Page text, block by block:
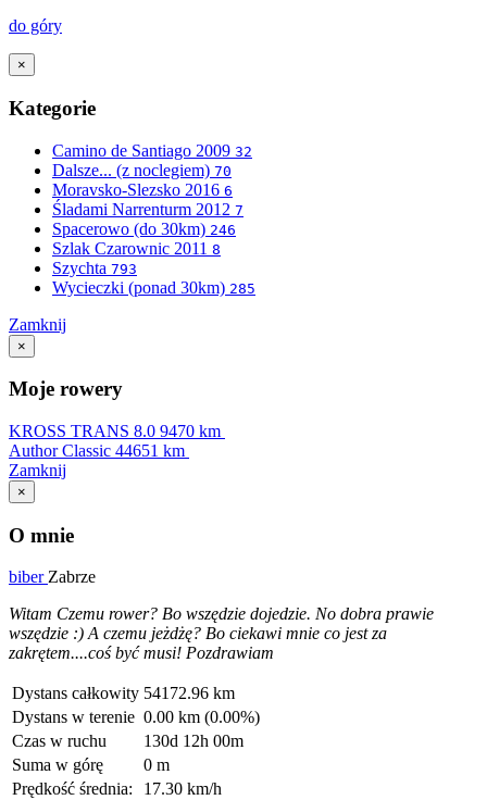
do góry
×
Kategorie
Camino de Santiago 2009 32
Dalsze... (z noclegiem) 70
Moravsko-Slezsko 2016 6
Śladami Narrenturm 2012 7
Spacerowo (do 30km) 246
Szlak Czarownic 2011 8
Szychta 793
Wycieczki (ponad 30km) 285
Zamknij
×
Moje rowery
KROSS TRANS 8.0 9470 km
Author Classic 44651 km
Zamknij
×
O mnie
biberZabrze
Witam Czemu rower? Bo wszędzie dojedzie. No dobra prawie
wszędzie :) A czemu jeżdżę? Bo ciekawi mnie co jest za
zakrętem....coś być musi! Pozdrawiam
Dystans całkowity 54172.96 km
Dystans w terenie 0.00 km (0.00%)
Czas w ruchu
130d 12h 00m
Suma w górę
0 m
Prędkość średnia:
17.30 km/h